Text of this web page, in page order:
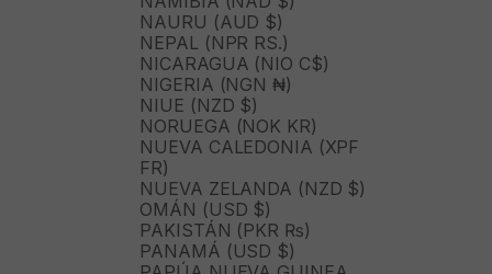
NAURU (AUD $)
NEPAL (NPR RS.)
NICARAGUA (NIO C$)
NIGERIA (NGN ₦)
NIUE (NZD $)
NORUEGA (NOK KR)
NUEVA CALEDONIA (XPF
FR)
NUEVA ZELANDA (NZD $)
OMÁN (USD $)
PAKISTÁN (PKR ₨)
PANAMÁ (USD $)